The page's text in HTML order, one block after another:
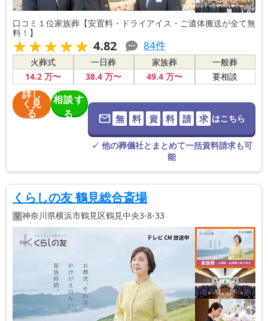
口コミ１位家族葬【安置料・ドライアイス・ご遺体搬送が全て無
料！】
★★★★★
★★★★★ 4.82 84件
火葬式
14.2万〜
一日葬
38.4 万〜
家族葬
49.4万〜
一般葬
要相談
詳し
く見
る
相談す
る
無 料 資 料 請 求 はこちら
✓ 他の葬儀社とまとめて一括資料請求も可
能
くらしの友 鶴見総合斎場
神奈川県横浜市鶴見区鶴見中央3-8-33